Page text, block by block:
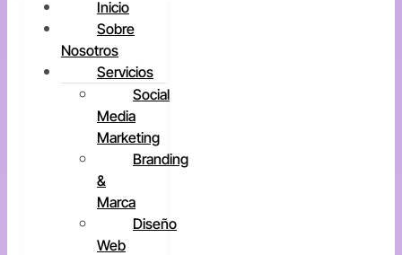
Inicio
Sobre
Nosotros
Servicios
Social
Media
Marketing
Branding
&
Marca
Diseño
Web